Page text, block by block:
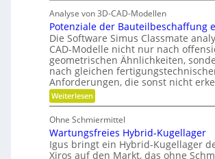
t
zy
d
r
a
u
l
i
i
m
V
e
n
t
e
c
h
n
i
k
f
f
a
b
f
ä
l
l
e
v
e
r
r
m
e
h
r
F
l
e
x
i
i
l
i
t
Analyse von 3D-CAD-Modellen
Potenziale der Bauteilbeschaffung
Die Software Simus Classmate
CAD-Modelle nicht nur nach
geometrischen Ähnlichkeiten,
nach gleichen
Anforderungen, die sonst nicht
Weiterlesen:
P
t
e
n
z
Ohne Schmiermittel
Wartungsfreies Hybrid-Kugellager
Igus bringt ein Hybrid-Kugellager
Xiros auf den Markt, das ohne